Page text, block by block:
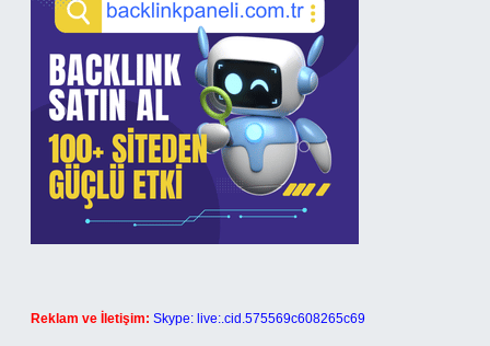
Reklam ve İletişim: Skype: live:.cid.575569c608265c69